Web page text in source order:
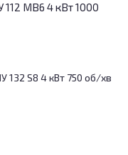
112 МВ6 4 кВт 1000